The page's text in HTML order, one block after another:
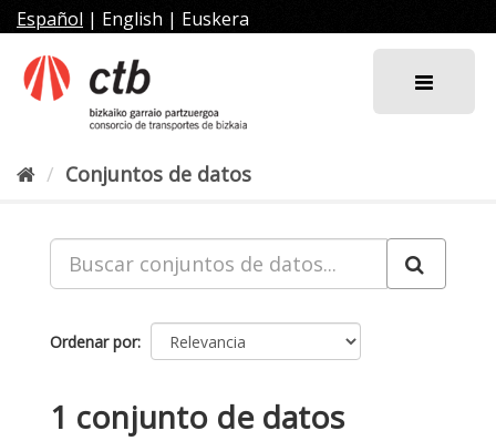
al
contenido
Español | English | Euskera
Conjuntos de datos
Ordenar por
1 conjunto de datos